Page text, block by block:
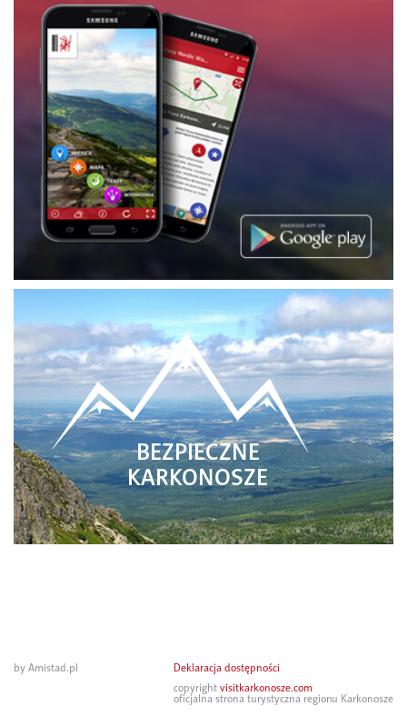
BEZPIECZNE
KARKONOSZE
by Amistad.pl
Deklaracja dostępności
copyright visitkarkonosze.com
oficjalna strona turystyczna regionu Karkonosze